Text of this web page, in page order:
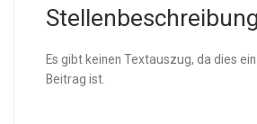
Stellenbeschreibung
Es gibt keinen Textauszug, da dies
Beitrag ist.